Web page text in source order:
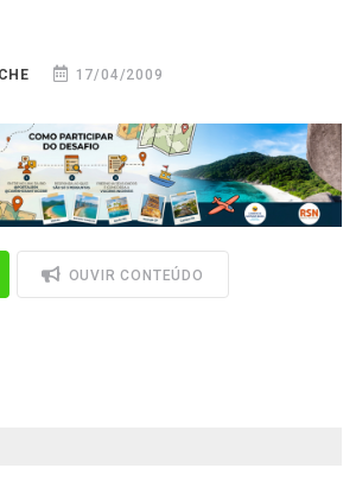
17/04/2009
OUVIR CONTEÚDO